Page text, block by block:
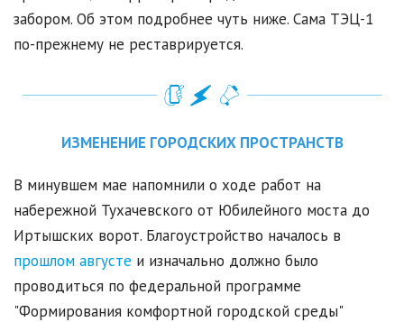
забором. Об этом подробнее чуть ниже. Сама ТЭЦ-1
по-прежнему не реставрируется.
ИЗМЕНЕНИЕ ГОРОДСКИХ ПРОСТРАНСТВ
В минувшем мае напомнили о ходе работ на
набережной Тухачевского от Юбилейного моста до
Иртышских ворот. Благоустройство началось в
прошлом августе и изначально должно было
проводиться по федеральной программе
"Формирования комфортной городской среды"